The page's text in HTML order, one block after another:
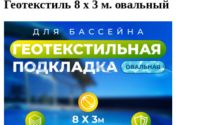
Геотекстиль 8 х 3 м. овальный